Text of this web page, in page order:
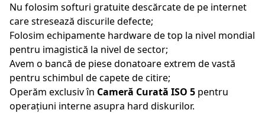
Nu folosim softuri gratuite descărcate de pe internet
care stresează discurile defecte;
Folosim echipamente hardware de top la nivel mondial
pentru imagistică la nivel de sector;
Avem o bancă de piese donatoare extrem de vastă
pentru schimbul de capete de citire;
Operăm exclusiv în Cameră Curată ISO 5 pentru
operațiuni interne asupra hard diskurilor.